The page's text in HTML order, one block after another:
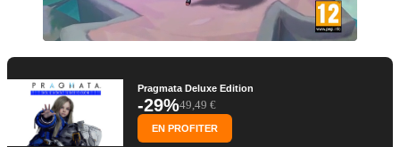
Pragmata Deluxe Edition
-29%49,49 €
EN PROFITER